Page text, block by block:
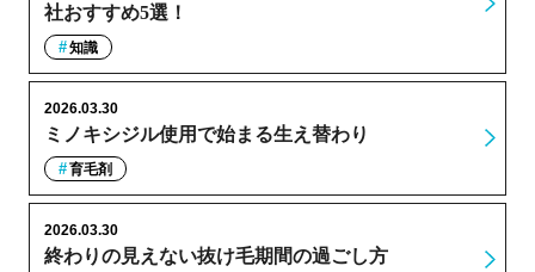
社おすすめ5選！
知識
ミノキシジル使用で始まる生え替わり
2026.03.30
育毛剤
終わりの見えない抜け毛期間の過ごし方
2026.03.30